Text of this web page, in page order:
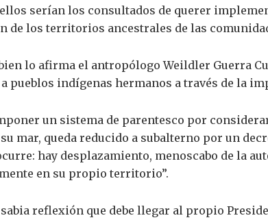
serían los consultados de querer
de los territorios ancestrales de las
lo afirma el antropólogo Weildler Guerra
pueblos indígenas hermanos a través de la
un sistema de parentesco por
mar, queda reducido a subalterno por un
hay desplazamiento, menoscabo de la
en su propio territorio”.
sabia reflexión que debe llegar al propio